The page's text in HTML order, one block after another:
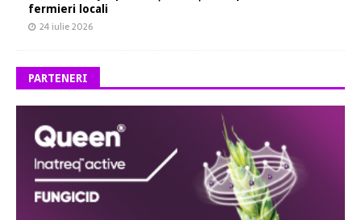
fermieri locali
24 iulie 2026
PARTENERI